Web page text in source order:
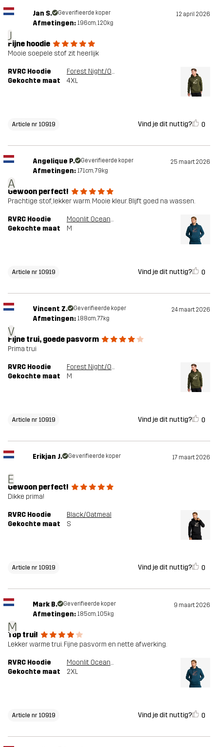
J
Jan S. Geverifieerde koper 12 april 2026
Afmetingen: 196cm, 120kg
Fijne hoodie
Mooie soepele stof zit heerlijk
RVRC Hoodie
Forest Night/Oatmeal
Gekochte maat
4XL
Article nr 10919 Vind je dit nuttig? 0
A
Angelique P. Geverifieerde koper 25 maart 2026
Afmetingen: 171cm, 79kg
Gewoon perfect!
Prachtige stof, lekker warm. Mooie kleur. Blijft goed na wassen.
RVRC Hoodie
Moonlit Ocean/Smoked Paprika
Gekochte maat
M
Article nr 10919 Vind je dit nuttig? 0
V
Vincent Z. Geverifieerde koper 24 maart 2026
Afmetingen: 188cm, 77kg
Fijne trui, goede pasvorm
Prima trui
RVRC Hoodie
Forest Night/Oatmeal
Gekochte maat
M
Article nr 10919 Vind je dit nuttig? 0
E
Erikjan J. Geverifieerde koper 17 maart 2026
Gewoon perfect!
Dikke prima!
RVRC Hoodie
Black/Oatmeal
Gekochte maat
S
Article nr 10919 Vind je dit nuttig? 0
M
Mark B. Geverifieerde koper 9 maart 2026
Afmetingen: 185cm, 105kg
Top trui!
Lekker warme trui. Fijne pasvorm en nette afwerking.
RVRC Hoodie
Moonlit Ocean/Smoked Paprika
Gekochte maat
2XL
Article nr 10919 Vind je dit nuttig? 0